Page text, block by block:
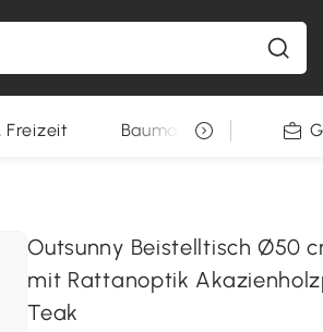
Baumarkt
Outsunny Beistelltisch Ø50
mit Rattanoptik
Teak